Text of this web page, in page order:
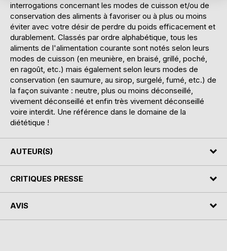
interrogations concernant les modes de cuisson et/ou de
conservation des aliments à favoriser ou à plus ou moins
éviter avec votre désir de perdre du poids efficacement et
durablement. Classés par ordre alphabétique, tous les
aliments de l'alimentation courante sont notés selon leurs
modes de cuisson (en meunière, en braisé, grillé, poché,
en ragoût, etc.) mais également selon leurs modes de
conservation (en saumure, au sirop, surgelé, fumé, etc.) de
la façon suivante : neutre, plus ou moins déconseillé,
vivement déconseillé et enfin très vivement déconseillé
voire interdit. Une référence dans le domaine de la
diététique !
AUTEUR(S)
CRITIQUES PRESSE
AVIS